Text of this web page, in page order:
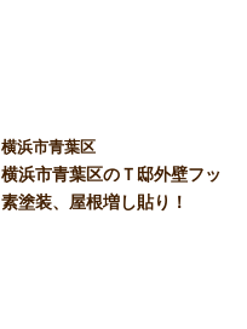
横浜市青葉区
横浜市青葉区のＴ邸外壁フッ
素塗装、屋根増し貼り！